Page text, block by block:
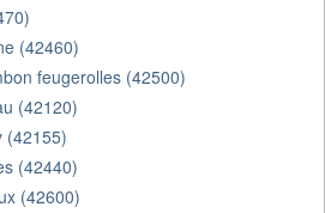
(42460)
feugerolles (42500)
(42120)
(42155)
(42440)
(42600)